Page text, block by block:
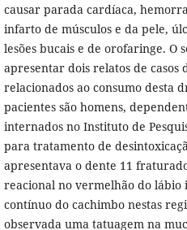
causar parada cardíaca,
infarto de músculos e da pele,
lesões bucais e de orofaringe. O
apresentar dois relatos de casos
relacionados ao consumo desta
pacientes são homens,
internados no Instituto de
para tratamento de
apresentava o dente 11
reacional no vermelhão do
contínuo do cachimbo nestas
observada uma tatuagem na